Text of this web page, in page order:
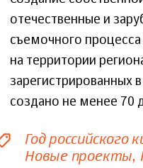
отечественные и
съемочного
на территории
зарегистрированных
создано не менее 70
Год российского
Новые проекты